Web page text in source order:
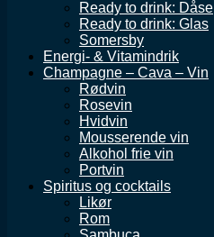
Ready to drink: Dåse
Ready to drink: Glas
Somersby
Energi- & Vitamindrik
Champagne – Cava – Vin
Rødvin
Rosevin
Hvidvin
Mousserende vin
Alkohol frie vin
Portvin
Spiritus og cocktails
Likør
Rom